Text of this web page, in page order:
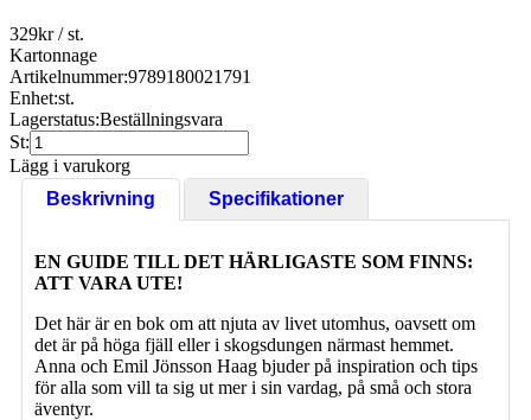
329kr/ st.
Kartonnage
Artikelnummer:9789180021791
Enhet:st.
Lagerstatus:Beställningsvara
St:
Lägg i varukorg
Beskrivning
Specifikationer
EN GUIDE TILL DET HÄRLIGASTE SOM FINNS:
ATT VARA UTE!
Det här är en bok om att njuta av livet utomhus, oavsett om
det är på höga fjäll eller i skogsdungen närmast hemmet.
Anna och Emil Jönsson Haag bjuder på inspiration och tips
för alla som vill ta sig ut mer i sin vardag, på små och stora
äventyr.